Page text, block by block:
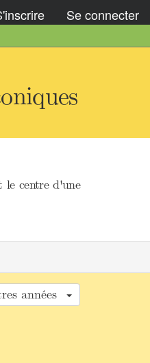
Se connecter
le centre d'une
années